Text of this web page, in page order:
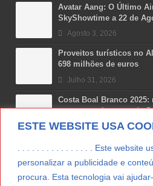
ESTE WEBSITE USA
. . . . . . . . . . . . . . . . Este website
personalizar a publicidade e
procura. Esta tecnologia vai
Avatar Aang: O Último
SkyShowtime a 22 de
Agosto 3, 2026
Proveitos turísticos no
698 milhões de euros
Julho 31, 2026
Costa Boal Branco
aposta nos brancos do
Julho 29, 2026
Novas 7 Maravilhas de
Julho 29, 2026